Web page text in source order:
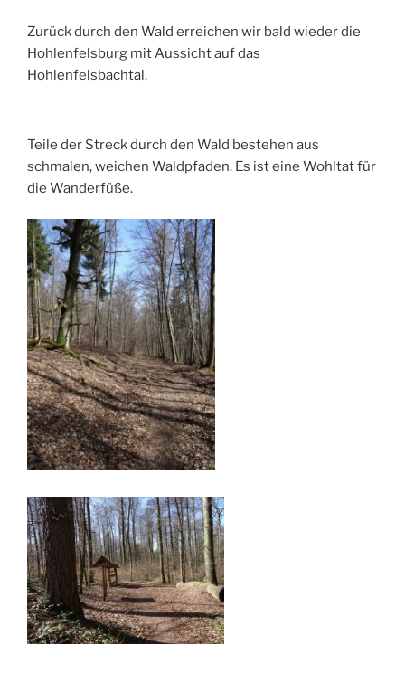
Zurück durch den Wald erreichen wir bald wieder die
Hohlenfelsburg mit Aussicht auf das
Hohlenfelsbachtal.
Teile der Streck durch den Wald bestehen aus
schmalen, weichen Waldpfaden. Es ist eine Wohltat für
die Wanderfüße.